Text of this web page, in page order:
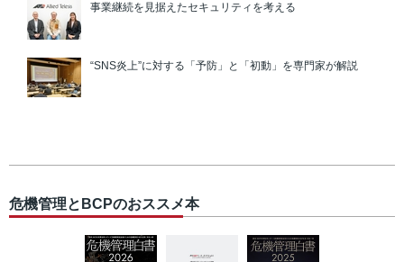
事業継続を見据えたセキュリティを考える
“SNS炎上”に対する「予防」と「初動」を専門家が解説
危機管理とBCPのおススメ本